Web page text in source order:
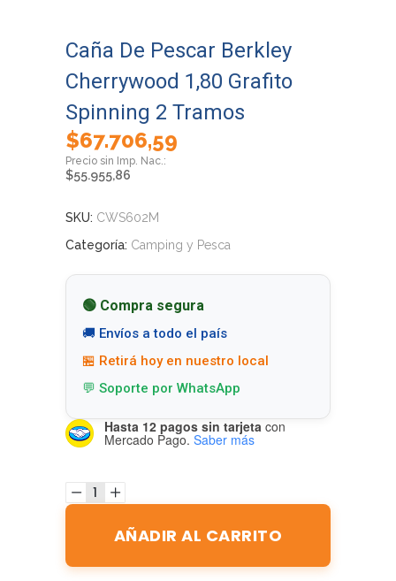
Caña De Pescar Berkley
Cherrywood 1,80 Grafito
Spinning 2 Tramos
$67.706,59
$55.955,86
SKU: CWS602M
Categoría: Camping y Pesca
🟢 Compra segura
🚚 Envíos a todo el país
🏪 Retirá hoy en nuestro local
💬 Soporte por WhatsApp
Hasta 12 pagos sin tarjeta con
Mercado Pago. Saber más
AÑADIR AL CARRITO